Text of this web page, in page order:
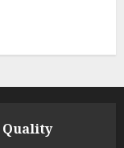
Quality